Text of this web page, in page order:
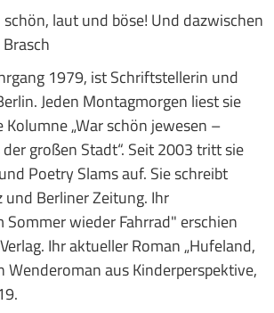
laut und böse! Und dazwischen
1979, ist Schriftstellerin und
Jeden Montagmorgen liest sie
„War schön jewesen –
großen Stadt“. Seit 2003 tritt sie
Poetry Slams auf. Sie schreibt
Berliner Zeitung. Ihr
Sommer wieder Fahrrad" erschien
Ihr aktueller Roman „Hufeland,
Wenderoman aus Kinderperspektive,